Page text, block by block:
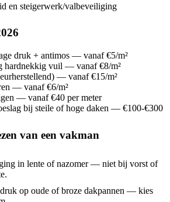
en steigerwerk/valbeveiliging
druk + antimos — vanaf €5/m²
hardnekkig vuil — vanaf €8/m²
— vanaf €15/m²
— vanaf €6/m²
— vanaf €40 per meter
bij steile of hoge daken — €100-€300
van een vakman
in lente of nazomer — niet bij vorst of
op oude of broze dakpannen — kies